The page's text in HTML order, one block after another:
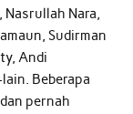
Nasrullah Nara,
Sudirman
Andi
Beberapa
pernah